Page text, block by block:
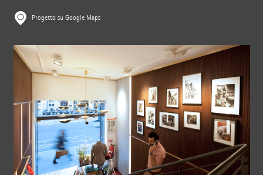
Progetto su Google Maps